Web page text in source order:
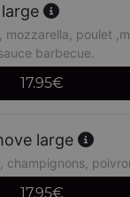
mozzarella, poulet
barbecue.
17.95€
large
champignons,
17.95€